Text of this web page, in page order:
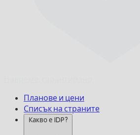
Планове и цени
Списък на страните
Какво е IDP?